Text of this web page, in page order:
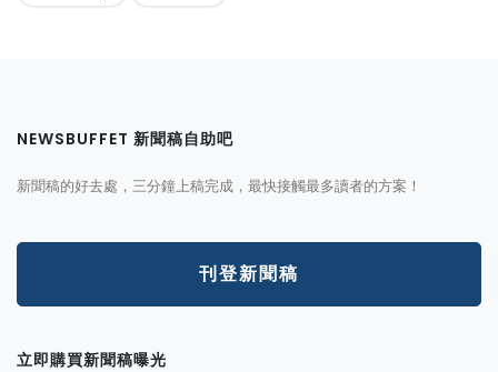
NEWSBUFFET 新聞稿自助吧
新聞稿的好去處，三分鐘上稿完成，最快接觸最多讀者的方案！
刊登新聞稿
立即購買新聞稿曝光